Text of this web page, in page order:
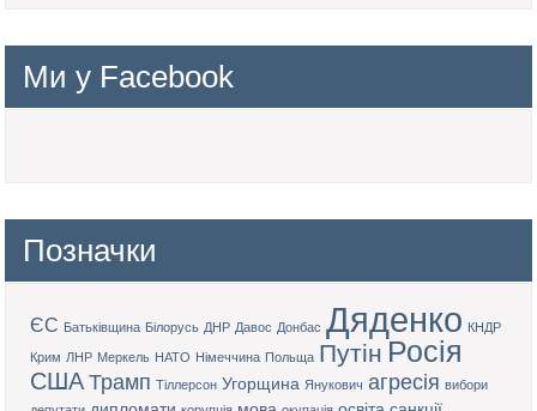
Ми у Facebook
Позначки
ЄС Батьківщина Білорусь ДНР Давос Донбас Дяденко КНДР
Крим ЛНР Меркель НАТО Німеччина Польща Путін Росія
США Трамп Тіллерсон Угорщина Янукович агресія вибори